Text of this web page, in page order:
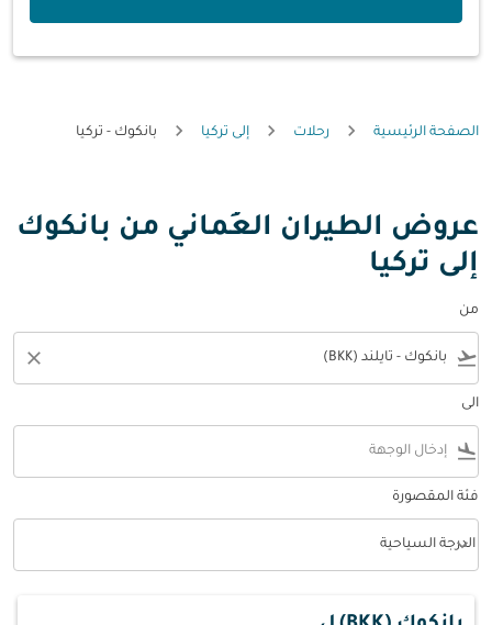
الصفحة الرئيسية رحلات إلى تركيا بانكوك - تركيا
عروض الطيران العُماني من بانكوك
إلى تركيا
من
flight_takeoff
close
الى
flight_land
فئة المقصورة
فئة المقصورة option الدرجة السياحية Selected
الدرجة السياحية
keyboard_arrow_down